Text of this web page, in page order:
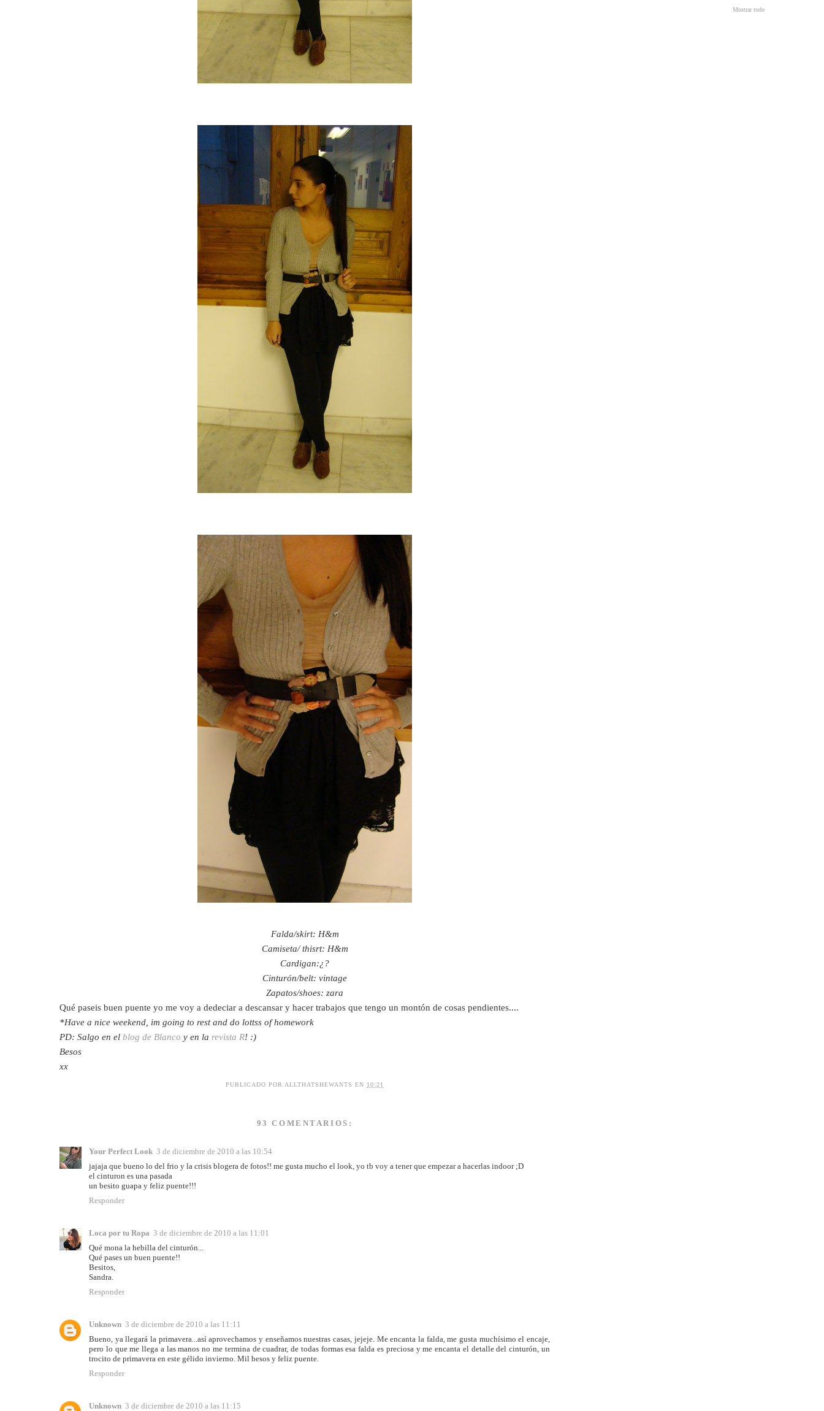
Falda/skirt: H&m
Camiseta/ thisrt: H&m
Cardigan:¿?
Cinturón/belt: vintage
Zapatos/shoes: zara
Qué paseis buen puente yo me voy a dedeciar a descansar y hacer trabajos que tengo un montón de cosas pendientes....
*Have a nice weekend, im going to rest and do lottss of homework
PD: Salgo en el blog de Blanco y en la revista R! :)
Besos
xx
PUBLICADO POR ALLTHATSHEWANTS EN 10:21
93 COMENTARIOS:
Your Perfect Look 3 de diciembre de 2010 a las 10:54
jajaja que bueno lo del frio y la crisis blogera de fotos!! me gusta mucho el look, yo tb voy a tener que empezar a hacerlas indoor ;D
el cinturon es una pasada
un besito guapa y feliz puente!!!
Responder
Loca por tu Ropa 3 de diciembre de 2010 a las 11:01
Qué mona la hebilla del cinturón...
Qué pases un buen puente!!
Besitos,
Sandra.
Responder
Unknown 3 de diciembre de 2010 a las 11:11
Bueno, ya llegará la primavera...así aprovechamos y enseñamos nuestras casas, jejeje. Me encanta la falda, me gusta muchísimo el encaje,
pero lo que me llega a las manos no me termina de cuadrar, de todas formas esa falda es preciosa y me encanta el detalle del cinturón, un
trocito de primavera en este gélido invierno. Mil besos y feliz puente.
Responder
Unknown 3 de diciembre de 2010 a las 11:15
Mostrar todo